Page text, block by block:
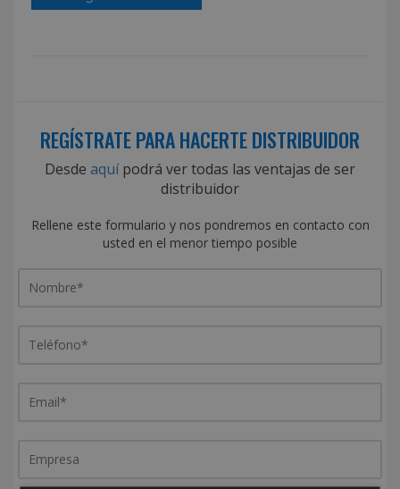
REGÍSTRATE PARA HACERTE DISTRIBUIDOR
Desde aquípodrá ver todas las ventajas de ser
distribuidor
Rellene este formulario y nos pondremos en contacto con
usted en el menor tiempo posible